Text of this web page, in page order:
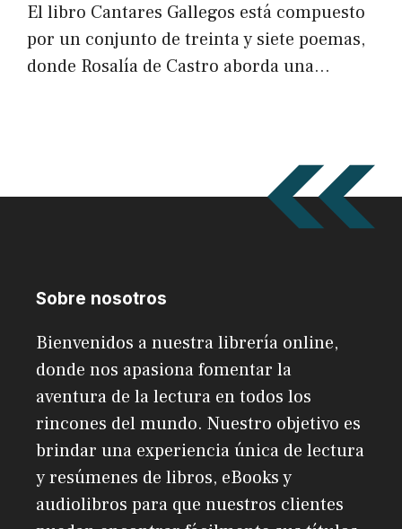
El libro Cantares Gallegos está compuesto
por un conjunto de treinta y siete poemas,
donde Rosalía de Castro aborda una…
Sobre nosotros
Bienvenidos a nuestra librería online,
donde nos apasiona fomentar la
aventura de la lectura en todos los
rincones del mundo. Nuestro objetivo es
brindar una experiencia única de lectura
y resúmenes de libros, eBooks y
audiolibros para que nuestros clientes